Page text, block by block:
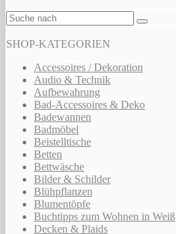
SHOP-KATEGORIEN
Accessoires / Dekoration
Audio & Technik
Aufbewahrung
Bad-Accessoires & Deko
Badewannen
Badmöbel
Beistelltische
Betten
Bettwäsche
Bilder & Schilder
Blühpflanzen
Blumentöpfe
Buchtipps zum Wohnen in Weiß
Decken & Plaids